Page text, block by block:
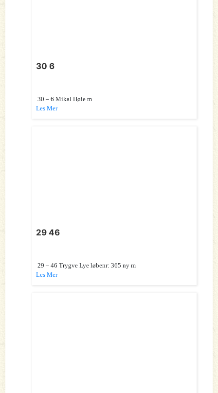
30 6
30 – 6 Mikal Høie m
Les Mer
29 46
29 – 46 Trygve Lye løbenr: 365 ny m
Les Mer